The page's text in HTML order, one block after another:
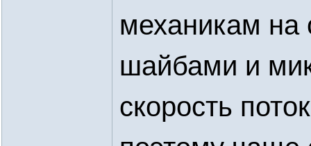
механикам на
шайбами и
скорость